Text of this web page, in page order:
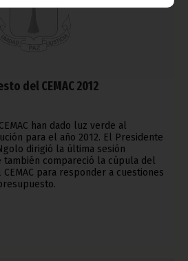
del CEMAC 2012
han dado luz verde al
para el año 2012. El Presidente
dirigió la última sesión
también compareció la cúpula del
para responder a cuestiones